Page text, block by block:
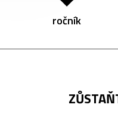
ročník